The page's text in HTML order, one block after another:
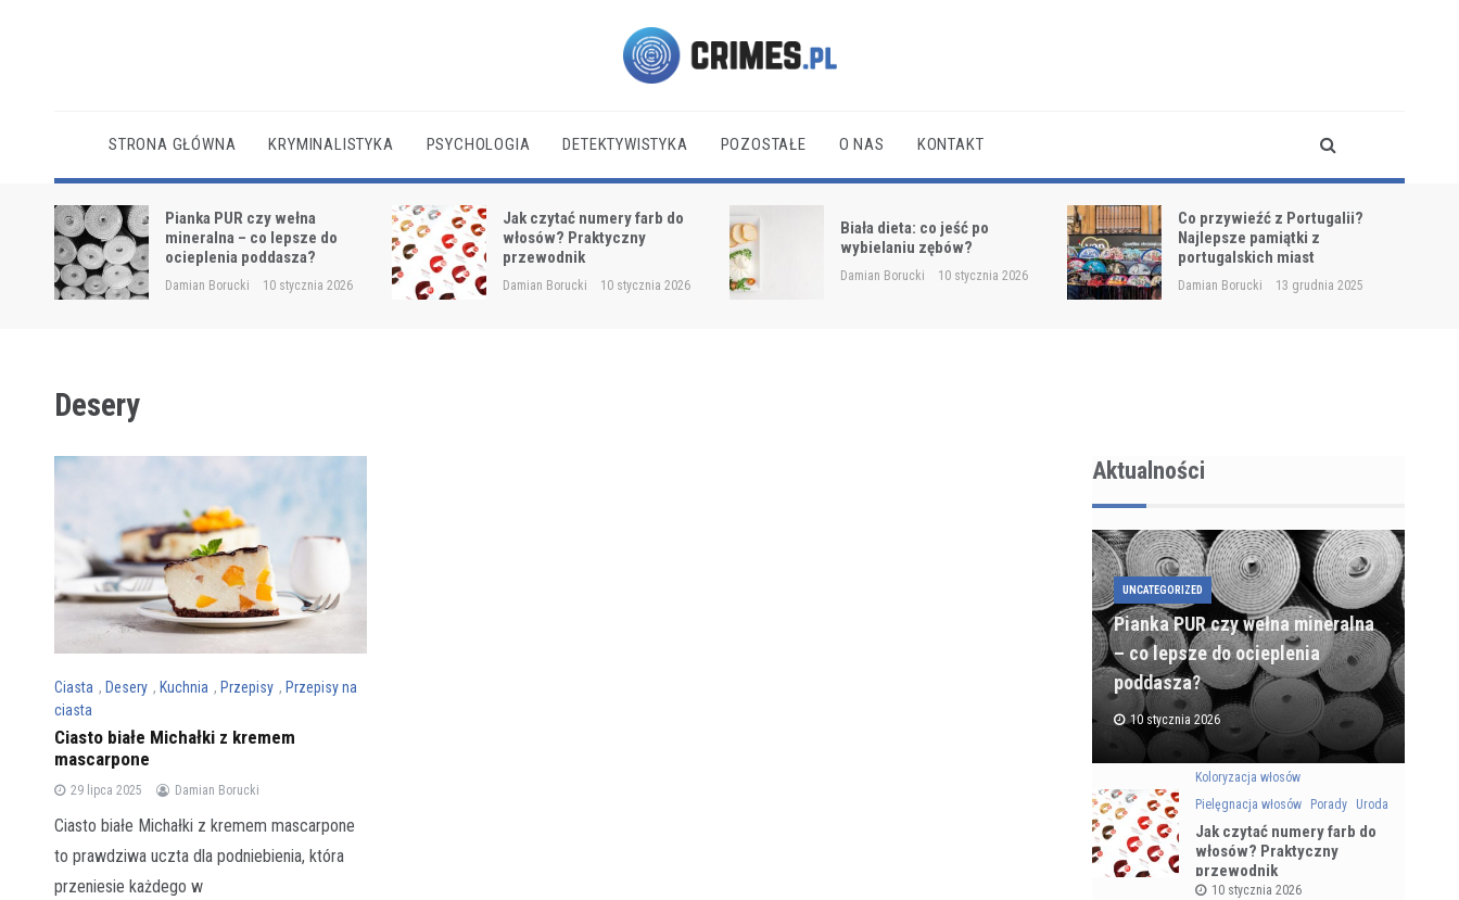
STRONA GŁÓWNA KRYMINALISTYKA PSYCHOLOGIA DETEKTYWISTYKA POZOSTAŁE O NAS KONTAKT
Pianka PUR czy wełna
mineralna – co lepsze do
ocieplenia poddasza?
Damian Borucki 10 stycznia 2026
Jak czytać numery farb do
włosów? Praktyczny
przewodnik
Damian Borucki 10 stycznia 2026
Biała dieta: co jeść po
wybielaniu zębów?
Damian Borucki 10 stycznia 2026
Co przywieźć z Portugalii?
Najlepsze pamiątki z
portugalskich miast
Damian Borucki 13 grudnia 2025
Desery
Ciasta , Desery , Kuchnia , Przepisy , Przepisy na
ciasta
Ciasto białe Michałki z kremem
mascarpone
29 lipca 2025 Damian Borucki
Ciasto białe Michałki z kremem mascarpone
to prawdziwa uczta dla podniebienia, która
przeniesie każdego w
Aktualności
UNCATEGORIZED
Pianka PUR czy wełna mineralna
– co lepsze do ocieplenia
poddasza?
10 stycznia 2026
Koloryzacja włosów
Pielęgnacja włosów
Porady Uroda
Jak czytać numery farb do
włosów? Praktyczny
przewodnik
10 stycznia 2026